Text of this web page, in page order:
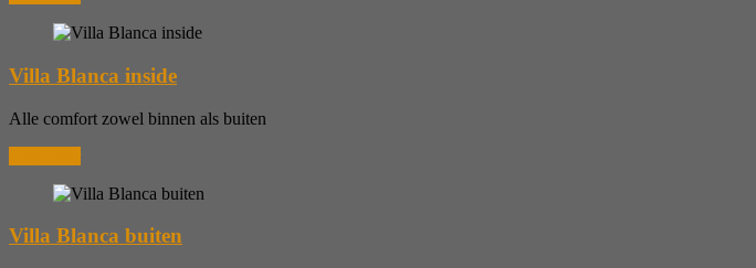
Villa Blanca inside
Alle comfort zowel binnen als buiten
Villa Blanca buiten